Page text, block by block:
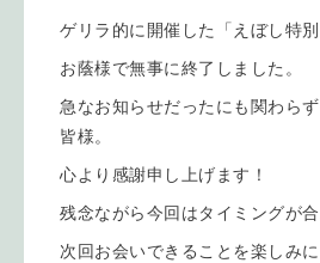
ゲリラ的に開催した「えぼし特別
お蔭様で無事に終了しました。
急なお知らせだったにも関わら
皆様。
心より感謝申し上げます！
残念ながら今回はタイミングが合
次回お会いできることを楽しみ